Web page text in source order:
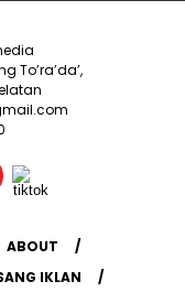
To’ra’da’,
ABOUT
IKLAN